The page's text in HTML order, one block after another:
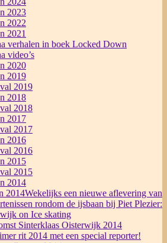
2023
2022
2021
verhalen in boek Locked Down
video’s
2020
2019
2019
2018
2018
2017
2017
2016
2016
2015
2015
2014
2014Wekelijks een nieuwe aflevering van
rondom de ijsbaan bij Piet Plezier:
on Ice skating
Sinterklaas Oisterwijk 2014
rit 2014 met een special reporter!